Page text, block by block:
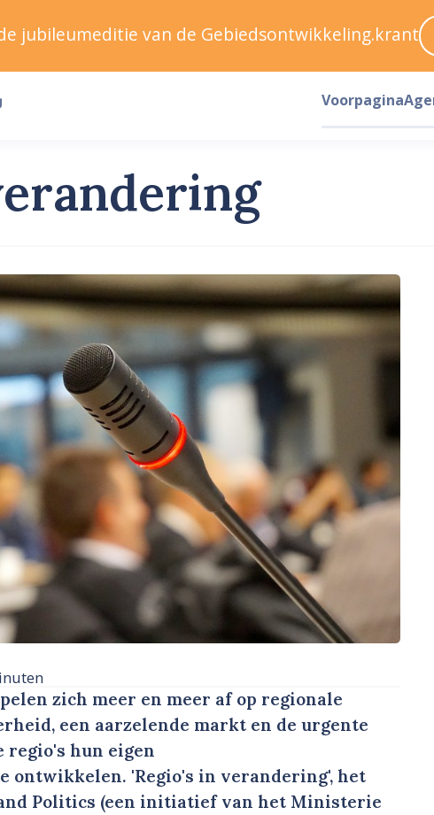
zich meer en meer af op regionale
een aarzelende markt en de urgente
regio's hun eigen
ontwikkelen. 'Regio's in verandering', het
Politics (een initiatief van het Ministerie
jubileumeditie van de Gebiedsontwikkeling.krant
Voorpagina